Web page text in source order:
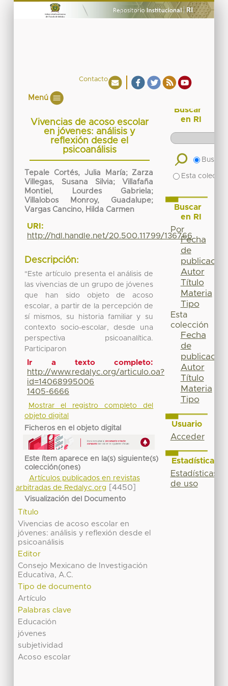
Contacto
Menú
Vivencias de acoso escolar
en jóvenes: análisis y
reflexión desde el
psicoanálisis
Tepale Cortés, Julia María; Zarza
Villegas, Susana Silvia; Villafaña
Montiel, Lourdes Gabriela;
Villalobos Monroy, Guadalupe;
Vargas Cancino, Hilda Carmen
URI:
http://hdl.handle.net/20.500.11799/136766
Descripción:
"Este artículo presenta el análisis de
las vivencias de un grupo de jóvenes
que han sido objeto de acoso
escolar, a partir de la percepción de
sí mismos, su historia familiar y su
contexto socio-escolar, desde una
perspectiva psicoanalítica.
Participaron
Ir a texto completo:
http://www.redalyc.org/articulo.oa?
id=14068995006
1405-6666
Mostrar el registro completo del
objeto digital
Ficheros en el objeto digital
Este ítem aparece en la(s) siguiente(s)
colección(ones)
Artículos publicados en revistas
arbitradas de Redalyc.org
[4450]
Visualización del Documento
Título
Vivencias de acoso escolar en
jóvenes: análisis y reflexión desde el
psicoanálisis
Editor
Consejo Mexicano de Investigación
Educativa, A.C.
Tipo de documento
Artículo
Palabras clave
Educación
jóvenes
subjetividad
Acoso escolar
Buscar
en RI
Buscar
Esta
Buscar
en RI
Por
Fecha
de
publicación
Autor
Título
Materia
Tipo
Esta
colección
Fecha
de
publicación
Autor
Título
Materia
Tipo
Usuario
Acceder
Estadísticas
Estadísticas
de uso